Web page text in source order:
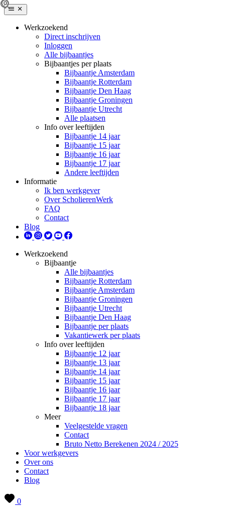
Werkzoekend
Direct inschrijven
Inloggen
Alle bijbaantjes
Bijbaantjes per plaats
Bijbaantje Amsterdam
Bijbaantje Rotterdam
Bijbaantje Den Haag
Bijbaantje Groningen
Bijbaantje Utrecht
Alle plaatsen
Info over leeftijden
Bijbaantje 14 jaar
Bijbaantje 15 jaar
Bijbaantje 16 jaar
Bijbaantje 17 jaar
Andere leeftijden
Informatie
Ik ben werkgever
Over ScholierenWerk
FAQ
Contact
Blog
Werkzoekend
Bijbaantje
Alle bijbaantjes
Bijbaantje Rotterdam
Bijbaantje Amsterdam
Bijbaantje Groningen
Bijbaantje Utrecht
Bijbaantje Den Haag
Bijbaantje per plaats
Vakantiewerk per plaats
Info over leeftijden
Bijbaantje 12 jaar
Bijbaantje 13 jaar
Bijbaantje 14 jaar
Bijbaantje 15 jaar
Bijbaantje 16 jaar
Bijbaantje 17 jaar
Bijbaantje 18 jaar
Meer
Veelgestelde vragen
Contact
Bruto Netto Berekenen 2024 / 2025
Voor werkgevers
Over ons
Contact
Blog
0